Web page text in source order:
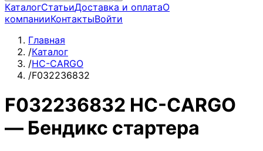
КаталогСтатьиДоставка и оплатаО
компанииКонтактыВойти
Главная
/Каталог
/HC-CARGO
/F032236832
F032236832 HC-CARGO
— Бендикс стартера